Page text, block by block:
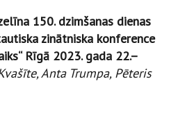
150. dzimšanas dienas
zinātniska konference
Rīgā 2023. gada 22.–
Anta Trumpa, Pēteris